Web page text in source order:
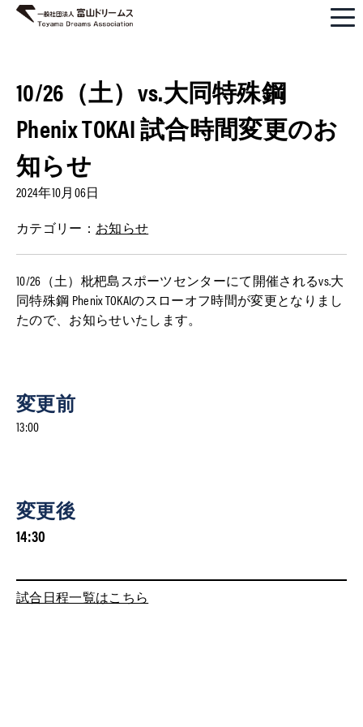
10/26（土）vs.大同特殊鋼
Phenix TOKAI 試合時間変更のお
知らせ
2024年10月06日
カテゴリー： お知らせ
10/26（土）枇杷島スポーツセンターにて開催されるvs.大
同特殊鋼 Phenix TOKAIのスローオフ時間が変更となりまし
たので、お知らせいたします。
変更前
13:00
変更後
14:30
試合日程一覧はこちら